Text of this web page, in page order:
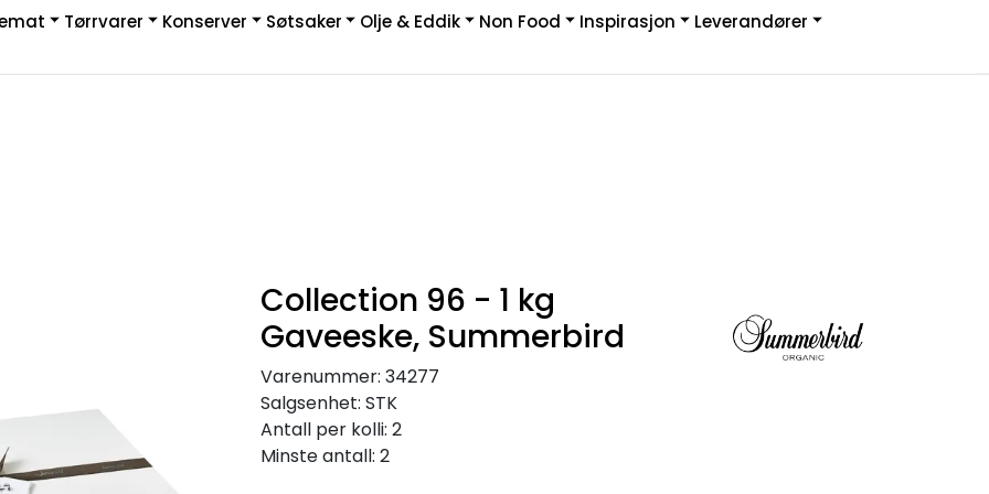
& Retur |
Tørrvarer Konserver Søtsaker Olje & Eddik Non Food Inspirasjon Leverandører
Collection 96 - 1 kg
Gaveeske, Summerbird
Varenummer: 34277
Salgsenhet: STK
Antall per kolli: 2
Minste antall: 2